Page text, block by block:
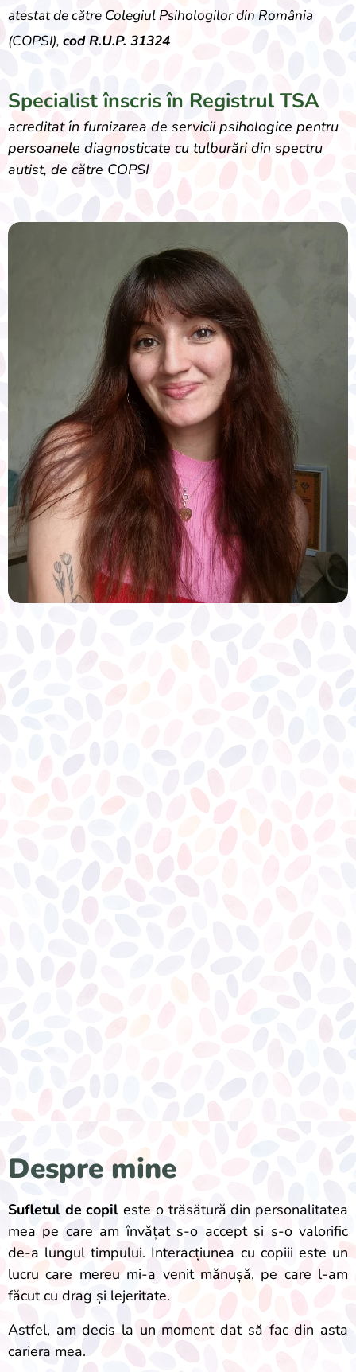
atestat de către Colegiul Psihologilor din România
(COPSI), cod R.U.P. 31324
Specialist înscris în Registrul TSA
acreditat în furnizarea de servicii psihologice pentru
persoanele diagnosticate cu tulburări din spectru
autist, de către COPSI
Despre mine
Sufletul de copil este o trăsătură din personalitatea
mea pe care am învățat s-o accept și s-o valorific
de-a lungul timpului. Interacțiunea cu copiii este un
lucru care mereu mi-a venit mănușă, pe care l-am
făcut cu drag și lejeritate.
Astfel, am decis la un moment dat să fac din asta
cariera mea.